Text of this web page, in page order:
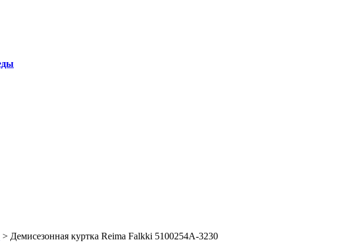
> Демисезонная куртка Reima Falkki 5100254A-3230